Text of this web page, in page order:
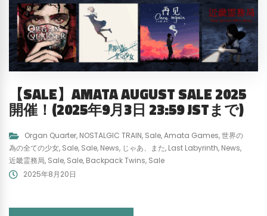
【SALE】AMATA AUGUST SALE 2025
開催！(2025年9月3日 23:59 JSTまで)
Organ Quarter, NOSTALGIC TRAIN, Sale,Amata Games,世界の
為の全ての少女, Sale, Sale, News, じゃあ、また, Last Labyrinth, News,
近畿霊務局, Sale, Sale, Backpack Twins, Sale
2025年8月20日